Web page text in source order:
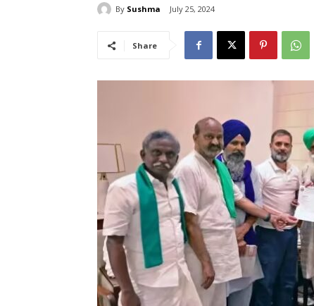
By Sushma July 25, 2024
Share